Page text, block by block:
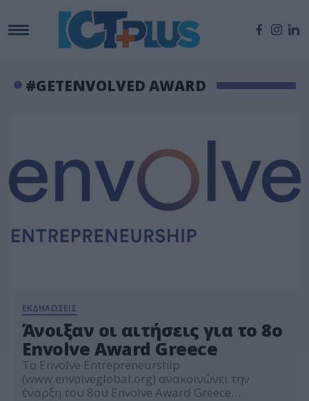
#GETENVOLVED AWARD
ΕΚΔΗΛΩΣΕΙΣ
Άνοιξαν οι αιτήσεις για το 8ο
Envolve Award Greece
Το Envolve Entrepreneurship
(www.envolveglobal.org) ανακοινώνει την
έναρξη του 8ου Envolve Award Greece